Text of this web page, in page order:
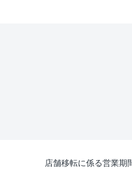
店舗移転に係る営業期